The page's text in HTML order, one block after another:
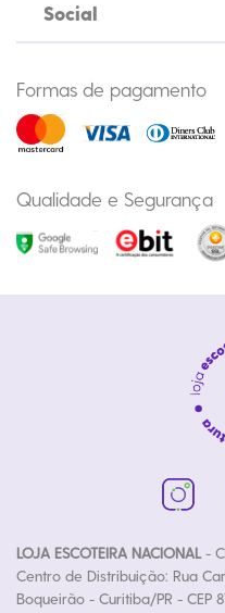
Social
Formas de pagamento
Qualidade e Segurança
LOJA ESCOTEIRA NACIONAL-
Centro de Distribuição: Rua
Boqueirão - Curitiba/PR - CEP